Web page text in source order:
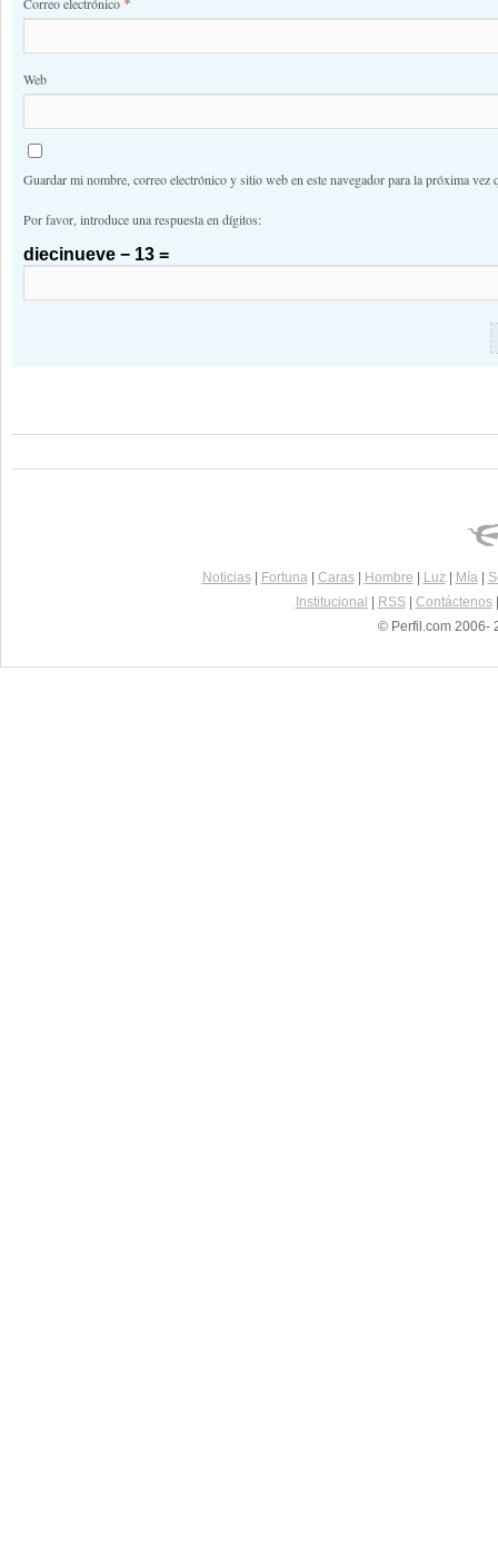
Web
Guardar mi nombre, correo electrónico y sitio web en este navegador para la próxima vez
Por favor, introduce una respuesta en dígitos:
diecinueve − 13 =
Noticias| Fortuna| Caras| Hombre Luz| Mía|
Institucional
RSS| Contáctenos
© Perfil.com 2006-